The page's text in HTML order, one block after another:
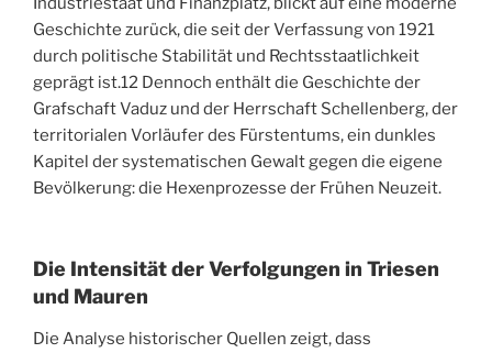
Geschichte zurück, die seit der Verfassung von 1921
durch politische Stabilität und Rechtsstaatlichkeit
geprägt ist.12 Dennoch enthält die Geschichte der
Grafschaft Vaduz und der Herrschaft Schellenberg, der
territorialen Vorläufer des Fürstentums, ein dunkles
Kapitel der systematischen Gewalt gegen die eigene
Bevölkerung: die Hexenprozesse der Frühen Neuzeit.
Die Intensität der Verfolgungen in Triesen
und Mauren
Die Analyse historischer Quellen zeigt, dass